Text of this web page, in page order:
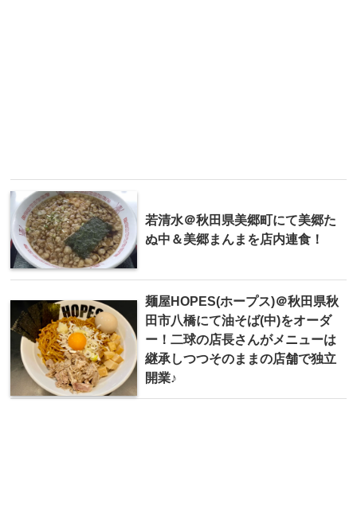
若清水＠秋田県美郷町にて美郷た
ぬ中＆美郷まんまを店内連食！
麺屋HOPES(ホープス)＠秋田県秋
田市八橋にて油そば(中)をオーダ
ー！二球の店長さんがメニューは
継承しつつそのままの店舗で独立
開業♪